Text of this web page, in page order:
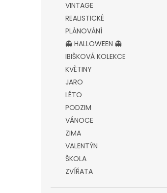
VINTAGE
REALISTICKÉ
PLÁNOVÁNÍ
👻 HALLOWEEN 👻
IBIŠKOVÁ KOLEKCE
KVĚTINY
JARO
LÉTO
PODZIM
VÁNOCE
ZIMA
VALENTÝN
ŠKOLA
ZVÍŘATA